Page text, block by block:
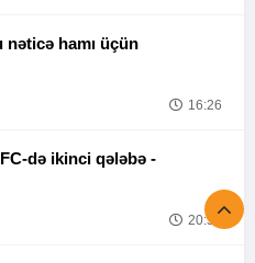
nəticə hamı üçün
16:26
Tofiq Musayevdən UFC-də ikinci qələbə -
20:52